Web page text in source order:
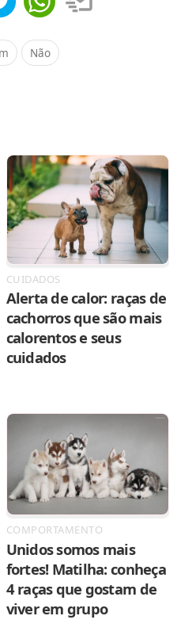
Não
CUIDADOS
Alerta de calor: raças de
cachorros que são mais
calorentos e seus
cuidados
COMPORTAMENTO
Unidos somos mais
fortes! Matilha: conheça
4 raças que gostam de
viver em grupo